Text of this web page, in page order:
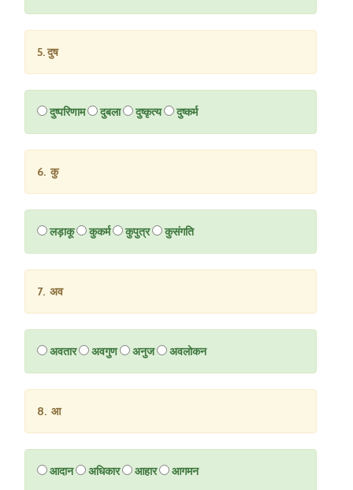
5. दुष
दुष्परिणाम दुबला दुष्कृत्य दुष्कर्म
6. कु
लड़ाकू कुकर्म कुपुत्र कुसंगति
7. अव
अवतार अवगुण अनुज अवलोकन
8. आ
आदान अधिकार आहार आगमन